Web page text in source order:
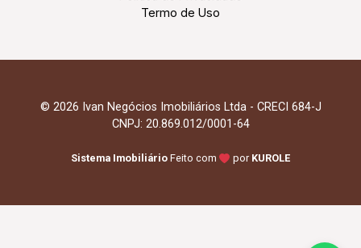
Termo de Uso
© 2026 Ivan Negócios Imobiliários Ltda - CRECI 684-J
CNPJ: 20.869.012/0001-64
Sistema Imobiliário Feito com por KUROLE